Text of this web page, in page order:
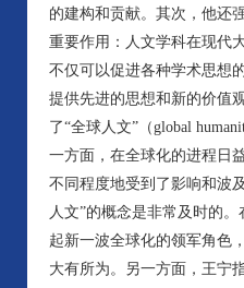
的建构和贡献。其次，他还
重要作用：人文学科在现代
不仅可以促进各种学术思想
提供先进的思想和新的价值
了“全球人文”（global
一方面，在全球化的进程日
不同程度地受到了影响和波
人文”的概念是非常及时的
起新一波全球化的领军角色
大有所为。另一方面，王宁